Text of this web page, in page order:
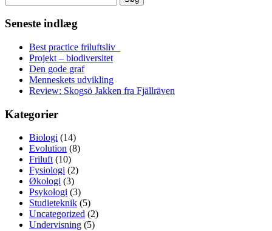
efter:
Seneste indlæg
Best practice friluftsliv
Projekt – biodiversitet
Den gode graf
Menneskets udvikling
Review: Skogsö Jakken fra Fjällräven
Kategorier
Biologi (14)
Evolution (8)
Friluft (10)
Fysiologi (2)
Økologi (3)
Psykologi (3)
Studieteknik (5)
Uncategorized (2)
Undervisning (5)